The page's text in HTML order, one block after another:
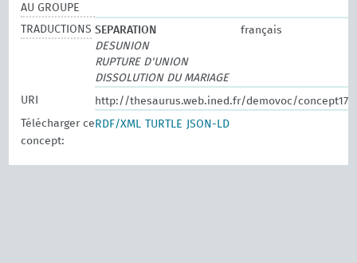
AU GROUPE
TRADUCTIONS SEPARATION
français
DESUNION
RUPTURE D'UNION
DISSOLUTION DU MARIAGE
URI
http://thesaurus.web.ined.fr/demovoc/
Télécharger ce
concept:
RDF/XML TURTLE JSON-LD